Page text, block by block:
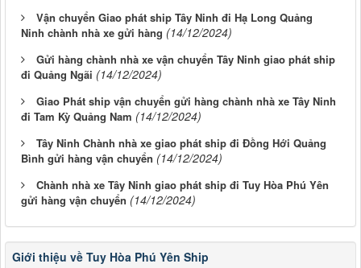
Vận chuyển Giao phát ship Tây Ninh đi Hạ Long Quảng
Ninh chành nhà xe gửi hàng (14/12/2024)
Gửi hàng chành nhà xe vận chuyển Tây Ninh giao phát ship
đi Quảng Ngãi (14/12/2024)
Giao Phát ship vận chuyển gửi hàng chành nhà xe Tây Ninh
đi Tam Kỳ Quảng Nam (14/12/2024)
Tây Ninh Chành nhà xe giao phát ship đi Đồng Hới Quảng
Bình gửi hàng vận chuyển (14/12/2024)
Chành nhà xe Tây Ninh giao phát ship đi Tuy Hòa Phú Yên
gửi hàng vận chuyển (14/12/2024)
Giới thiệu về Tuy Hòa Phú Yên Ship